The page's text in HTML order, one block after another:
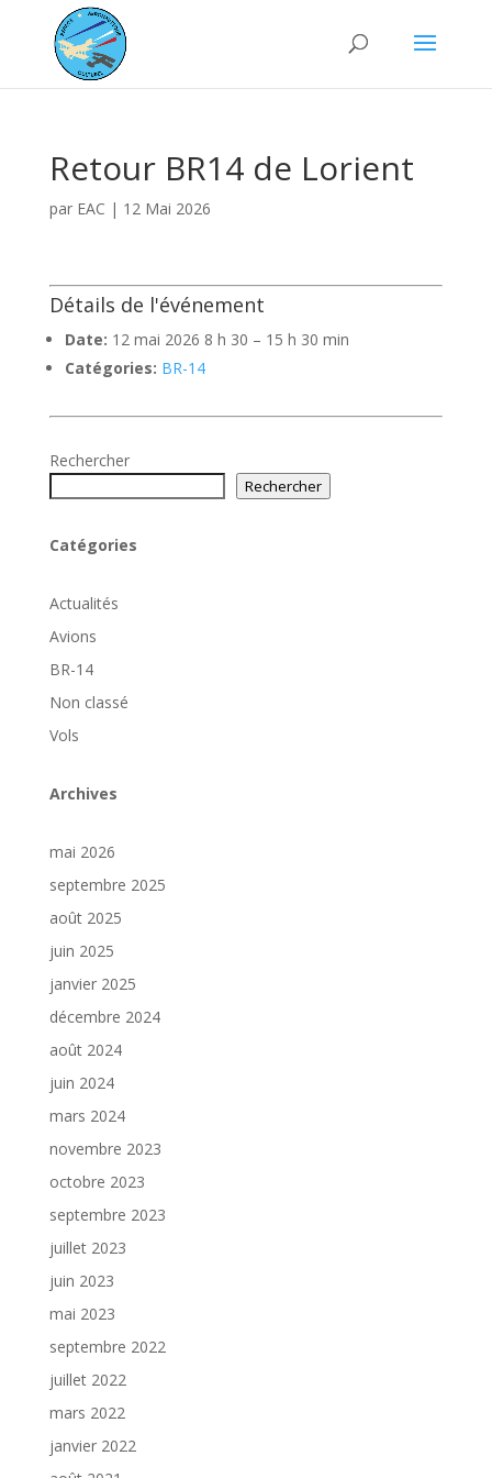
Retour BR14 de Lorient
par EAC | 12 Mai 2026
Détails de l'événement
Date: 12 mai 2026 8 h 30 – 15 h 30 min
Catégories: BR-14
Rechercher
Rechercher
Catégories
Actualités
Avions
BR-14
Non classé
Vols
Archives
mai 2026
septembre 2025
août 2025
juin 2025
janvier 2025
décembre 2024
août 2024
juin 2024
mars 2024
novembre 2023
octobre 2023
septembre 2023
juillet 2023
juin 2023
mai 2023
septembre 2022
juillet 2022
mars 2022
janvier 2022